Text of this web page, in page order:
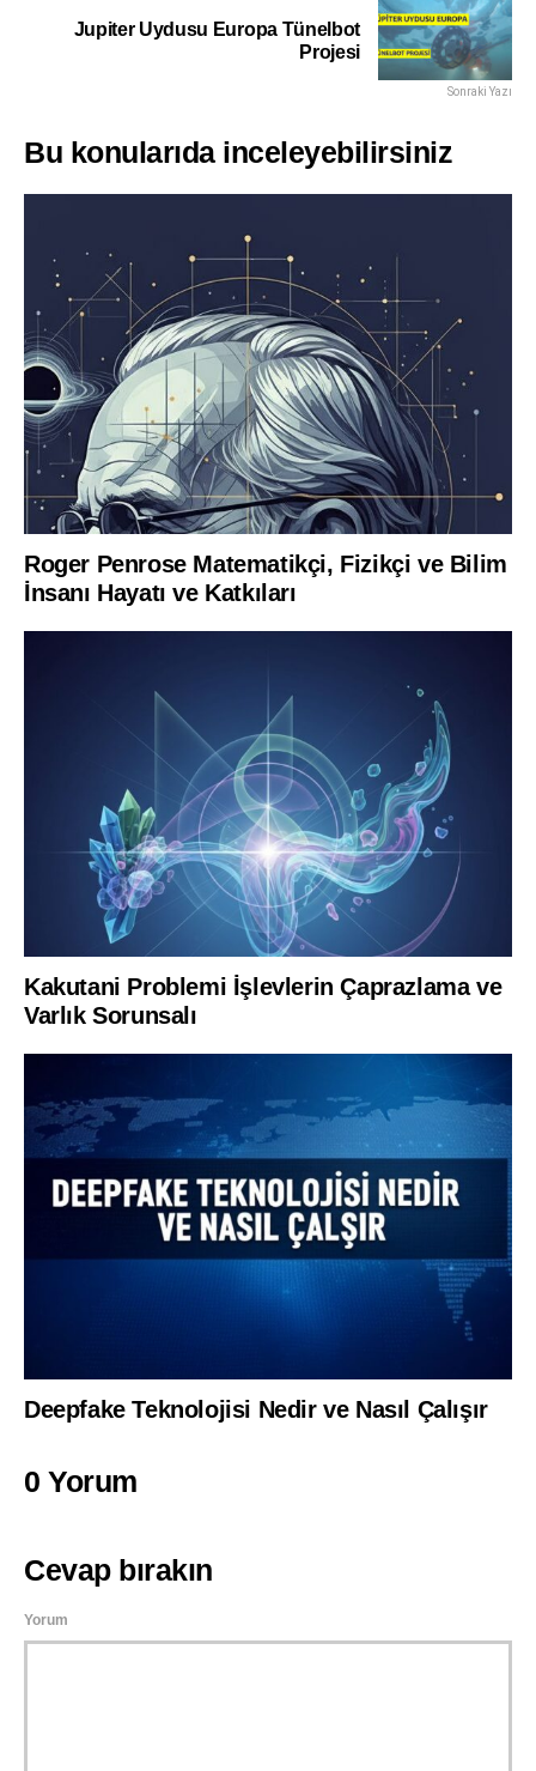
Jupiter Uydusu Europa Tünelbot
Projesi
Sonraki Yazı
Bu konularıda inceleyebilirsiniz
Roger Penrose Matematikçi, Fizikçi ve Bilim
İnsanı Hayatı ve Katkıları
Kakutani Problemi İşlevlerin Çaprazlama ve
Varlık Sorunsalı
Deepfake Teknolojisi Nedir ve Nasıl Çalışır
0 Yorum
Cevap bırakın
Yorum